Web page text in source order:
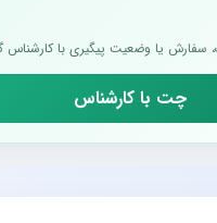
سفارش یا وضعیت پیگیری با کارشناس
چت با کارشناس